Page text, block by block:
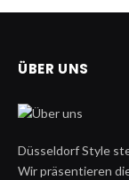
ÜBER UNS
Düsseldorf Style
Wir präsentieren